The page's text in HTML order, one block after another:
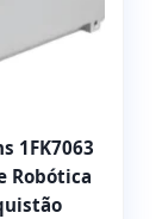
1FK7063
Robótica